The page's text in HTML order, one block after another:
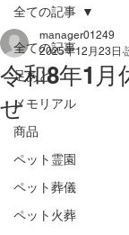
全ての記事
足あと
メモリアル
商品
ペット霊園
ペット葬儀
ペット火葬
全ての記事
令和8年1月
せ
manager01249
2025年12月23日